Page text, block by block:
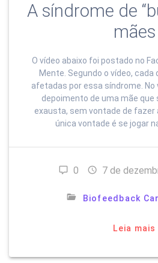
A síndrome de
mães
O vídeo abaixo foi postado no
Mente. Segundo o vídeo, cada
afetadas por essa síndrome. No
depoimento de uma mãe que
exausta, sem vontade de fazer
única vontade é se jogar
0 7 de
Biofeedback
Leia mais